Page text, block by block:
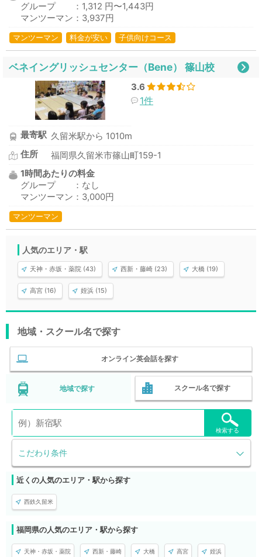
グループ ：1,312 円〜1,443円
マンツーマン：3,937円
マンツーマン 料金が安い 子供向けコース
ベネイングリッシュセンター（Bene） 篠山校
3.6
1件
最寄駅 久留米駅から 1010m
住所
福岡県久留米市篠山町159-1
1時間あたりの料金
グループ ：なし
マンツーマン：3,000円
マンツーマン
人気のエリア・駅
天神・赤坂・薬院 (43) 西新・藤崎 (23) 大橋 (19)
高宮 (16) 姪浜 (15)
地域・スクール名で探す
オンライン英会話を探す
地域で探す スクール名で探す
こだわり条件
検索する
近くの人気のエリア・駅から探す
西鉄久留米
福岡県の人気のエリア・駅から探す
天神・赤坂・薬院 西新・藤崎 大橋 高宮 姪浜